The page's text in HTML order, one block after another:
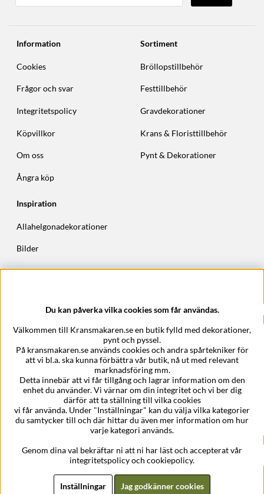
Information
Cookies
Frågor och svar
Integritetspolicy
Köpvillkor
Om oss
Ångra köp
Sortiment
Bröllopstillbehör
Festtillbehör
Gravdekorationer
Krans & Floristtillbehör
Pynt & Dekorationer
Inspiration
Allahelgonadekorationer
Bilder
Höstkransar
Epost:support@kransmakaren.se
Du kan påverka vilka cookies som får användas.
Välkommen till Kransmakaren.se en butik fylld med dekorationer,
pynt och pyssel.
På kransmakaren.se används cookies och andra spårtekniker för
att vi bl.a. ska kunna förbättra vår butik, nå ut med relevant
marknadsföring mm.
Detta innebär att vi får tillgång och lagrar information om den
enhet du använder. Vi värnar om din integritet och vi ber dig
därför att ta ställning till vilka cookies
vi får använda. Under "Inställningar" kan du välja vilka kategorier
du samtycker till och där hittar du även mer information om hur
varje kategori används.
Genom dina val bekräftar ni att ni har läst och accepterat vår
integritetspolicy och cookiepolicy.
Inställningar Jag godkänner cookies